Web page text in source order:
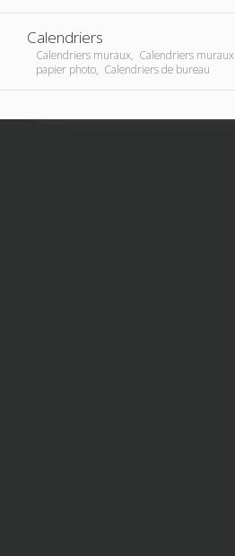
Calendriers
Calendriers muraux, Calendriers muraux
papier photo, Calendriers de bureau